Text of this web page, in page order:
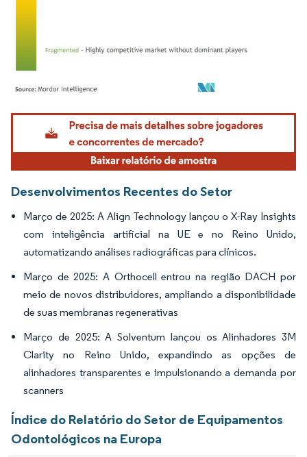
Imagem © Mordor Intelligence. O reuso requer atribuição conforme CC BY 4.0.
Desenvolvimentos Recentes do Setor
Março de 2025: A Align Technology lançou o X-Ray Insights
com inteligência artificial na UE e no Reino Unido,
automatizando análises radiográficas para clínicos.
Março de 2025: A Orthocell entrou na região DACH por
meio de novos distribuidores, ampliando a disponibilidade
de suas membranas regenerativas
Março de 2025: A Solventum lançou os Alinhadores 3M
Clarity no Reino Unido, expandindo as opções de
alinhadores transparentes e impulsionando a demanda por
scanners
Índice do Relatório do Setor de Equipamentos
Odontológicos na Europa